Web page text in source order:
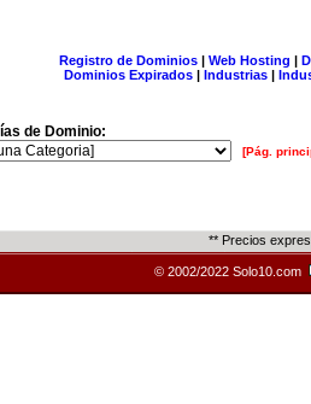
Registro de Dominios| Web Hosting |
Dominios Expirados | Industrias |
de Dominio:
[Pág.
** Precios
© 2002/2022 Solo10.com